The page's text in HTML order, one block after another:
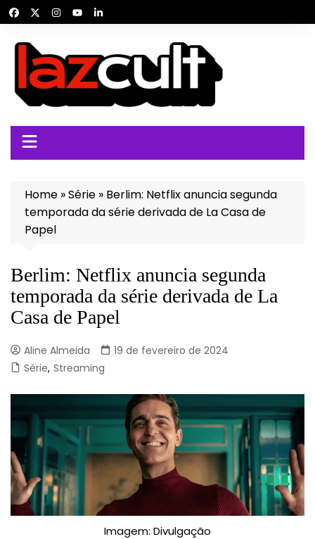
para
conteúdo
Home »Série » Berlim: Netflix anuncia segunda
temporada da série derivada de La Casa de
Papel
Berlim: Netflix anuncia segunda
temporada da série derivada de La
Casa de Papel
Aline Almeida
19 de fevereiro de 2024
Série, Streaming
Imagem: Divulgação